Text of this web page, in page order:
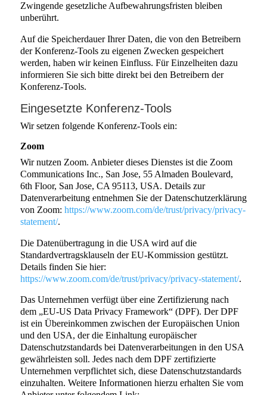
Zwingende gesetzliche Aufbewahrungsfristen bleiben
unberührt.
Auf die Speicherdauer Ihrer Daten, die von den Betreibern
der Konferenz-Tools zu eigenen Zwecken gespeichert
werden, haben wir keinen Einfluss. Für Einzelheiten dazu
informieren Sie sich bitte direkt bei den Betreibern der
Konferenz-Tools.
Eingesetzte Konferenz-Tools
Wir setzen folgende Konferenz-Tools ein:
Zoom
Wir nutzen Zoom. Anbieter dieses Dienstes ist die Zoom
Communications Inc., San Jose, 55 Almaden Boulevard,
6th Floor, San Jose, CA 95113, USA. Details zur
Datenverarbeitung entnehmen Sie der Datenschutzerklärung
von Zoom: https://www.zoom.com/de/trust/privacy/privacy-
statement/.
Die Datenübertragung in die USA wird auf die
Standardvertragsklauseln der EU-Kommission gestützt.
Details finden Sie hier:
https://www.zoom.com/de/trust/privacy/privacy-statement/.
Das Unternehmen verfügt über eine Zertifizierung nach
dem „EU-US Data Privacy Framework“ (DPF). Der DPF
ist ein Übereinkommen zwischen der Europäischen Union
und den USA, der die Einhaltung europäischer
Datenschutzstandards bei Datenverarbeitungen in den USA
gewährleisten soll. Jedes nach dem DPF zertifizierte
Unternehmen verpflichtet sich, diese Datenschutzstandards
einzuhalten. Weitere Informationen hierzu erhalten Sie vom